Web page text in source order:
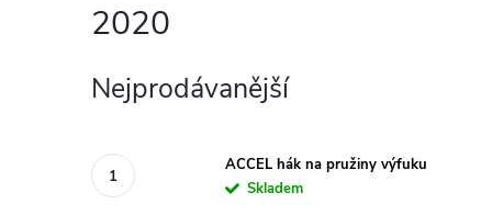
2020
Nejprodávanější
ACCEL hák na pružiny výfuku
Skladem